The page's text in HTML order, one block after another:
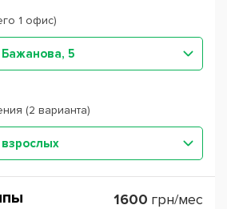
1 офис)
5
(2 варианта)
1600 грн/мес